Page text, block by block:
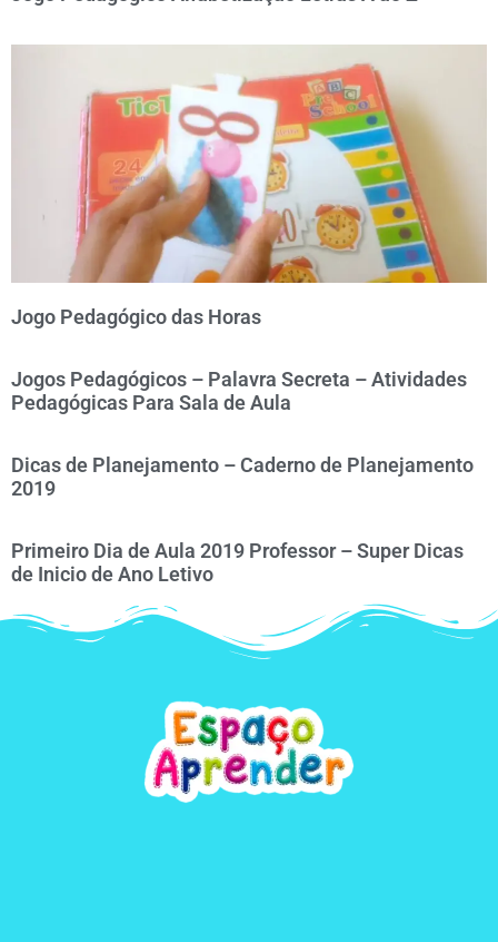
Jogo Pedagógico das Horas
Jogos Pedagógicos – Palavra Secreta – Atividades
Pedagógicas Para Sala de Aula
Dicas de Planejamento – Caderno de Planejamento
2019
Primeiro Dia de Aula 2019 Professor – Super Dicas
de Inicio de Ano Letivo